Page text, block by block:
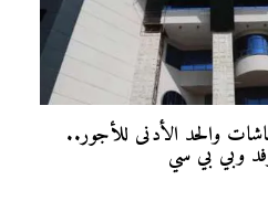
والحد الأدنى للأجور..
وبي بي سي